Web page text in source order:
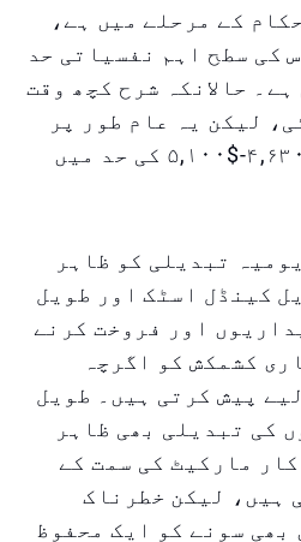
کے مرحلے میں ہے،
فی اونس کی سطح اہم نفسیاتی حد
حالانکہ شرح کچھ وقت
تک گئی، لیکن یہ عام طور پر
پچھلے ہفتوں میں $۴,۶۳۰-$۵,۱۰۰ کی حد میں
تبدیلی کو ظاہر
کینڈل اسٹک اور طویل
اور فروخت کرنے
کشمکش کو اگرچہ
پیش کرتی ہیں۔ طویل
کی تبدیلی بھی ظاہر
مارکیٹ کی سمت کے
ہیں، لیکن خطرناک
بھی سونے کو ایک محفوظ